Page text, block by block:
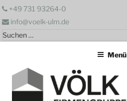
Zum
springen
+49 731 93264-0
info@voelk-ulm.de
Suchen
nach:
Menü